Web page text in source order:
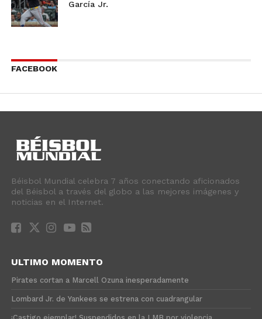
García Jr.
FACEBOOK
Béisbol Mundial celebra 7 años conectando aficionados
del Béisbol a través del globo a las mejores imágenes y
noticias en el Internet.
ULTIMO MOMENTO
Pirates cortan a Marcell Ozuna inesperadamente
Lombard Jr. de Yankees se estrena con cuadrangular